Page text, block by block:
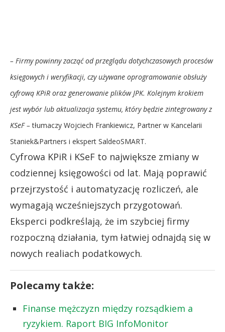
– Firmy powinny zacząć od przeglądu dotychczasowych procesów
księgowych i weryfikacji, czy używane oprogramowanie obsłuży
cyfrową KPiR oraz generowanie plików JPK. Kolejnym krokiem
jest wybór lub aktualizacja systemu, który będzie zintegrowany z
KSeF –tłumaczy Wojciech Frankiewicz, Partner w Kancelarii
Staniek&Partners i ekspert SaldeoSMART.
Cyfrowa KPiR i KSeF to największe zmiany w
codziennej księgowości od lat. Mają poprawić
przejrzystość i automatyzację rozliczeń, ale
wymagają wcześniejszych przygotowań.
Eksperci podkreślają, że im szybciej firmy
rozpoczną działania, tym łatwiej odnajdą się w
nowych realiach podatkowych.
Polecamy także:
Finanse mężczyzn między rozsądkiem a
ryzykiem. Raport BIG InfoMonitor